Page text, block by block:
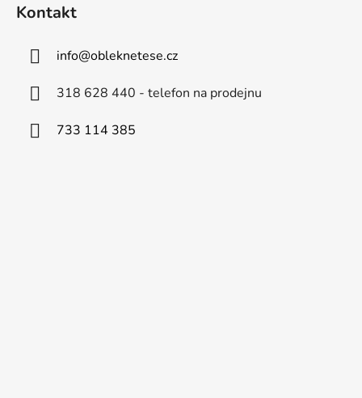
Kontakt
info@obleknetese.cz
318 628 440 - telefon na prodejnu
733 114 385